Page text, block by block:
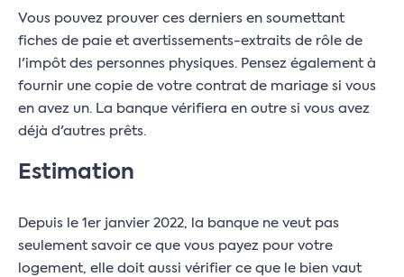
Vous pouvez prouver ces derniers en soumettant
fiches de paie et avertissements-extraits de rôle de
l'impôt des personnes physiques. Pensez également à
fournir une copie de votre contrat de mariage si vous
en avez un. La banque vérifiera en outre si vous avez
déjà d'autres prêts.
Estimation
Depuis le 1er janvier 2022, la banque ne veut pas
seulement savoir ce que vous payez pour votre
logement, elle doit aussi vérifier ce que le bien vaut